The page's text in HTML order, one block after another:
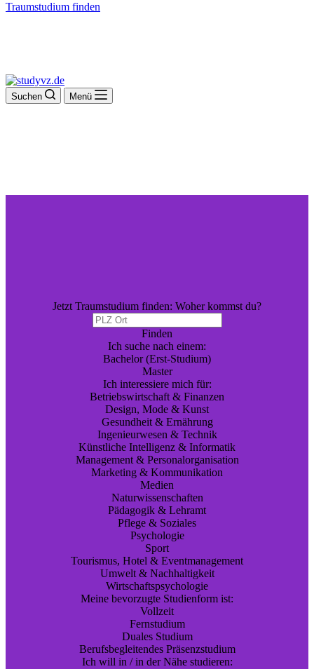
Traumstudium finden
Suchen Menü
Jetzt Traumstudium finden: Woher kommst du?
Finden
Ich suche nach einem:
Bachelor (Erst-Studium)
Master
Ich interessiere mich für:
Betriebswirtschaft & Finanzen
Design, Mode & Kunst
Gesundheit & Ernährung
Ingenieurwesen & Technik
Künstliche Intelligenz & Informatik
Management & Personalorganisation
Marketing & Kommunikation
Medien
Naturwissenschaften
Pädagogik & Lehramt
Pflege & Soziales
Psychologie
Sport
Tourismus, Hotel & Eventmanagement
Umwelt & Nachhaltigkeit
Wirtschaftspsychologie
Meine bevorzugte Studienform ist:
Vollzeit
Fernstudium
Duales Studium
Berufsbegleitendes Präsenzstudium
Ich will in / in der Nähe studieren: